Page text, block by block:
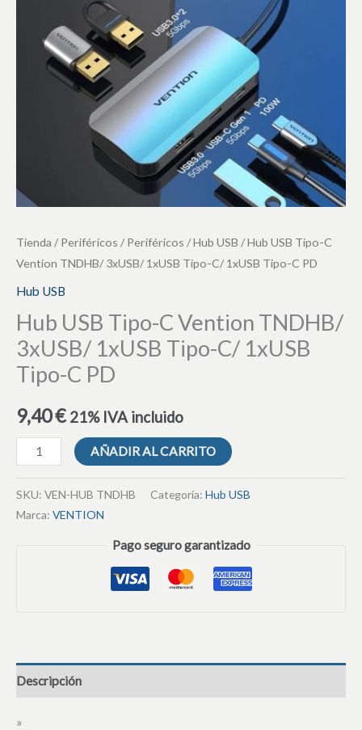
Tienda /Periféricos /Periféricos /Hub USB / Hub USB Tipo-C
Vention TNDHB/ 3xUSB/ 1xUSB Tipo-C/ 1xUSB Tipo-C PD
Hub USB
Hub USB Tipo-C Vention TNDHB/
3xUSB/ 1xUSB Tipo-C/ 1xUSB
Tipo-C PD
9,40€ 21% IVA incluido
1xUSB
Tipo-
cantidad
AÑADIR AL CARRITO
SKU: VEN-HUB TNDHB Categoría: Hub USB
Marca: VENTION
Pago seguro garantizado
Descripción
»